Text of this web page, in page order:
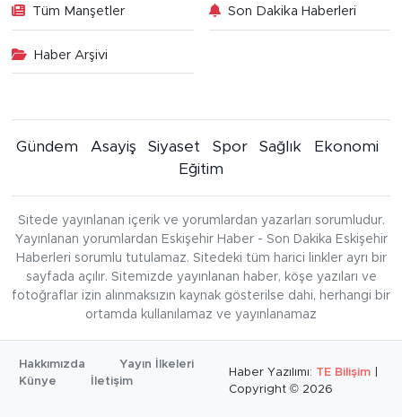
Tüm Manşetler Son Dakika Haberleri
Haber Arşivi
Gündem Asayiş Siyaset Spor Sağlık
Ekonomi
Eğitim
Sitede yayınlanan içerik ve yorumlardan yazarları sorumludur.
Yayınlanan yorumlardan Eskişehir Haber - Son Dakika Eskişehir
Haberleri sorumlu tutulamaz. Sitedeki tüm harici linkler ayrı bir
sayfada açılır. Sitemizde yayınlanan haber, köşe yazıları ve
fotoğraflar izin alınmaksızın kaynak gösterilse dahi, herhangi bir
ortamda kullanılamaz ve yayınlanamaz
Hakkımızda
Yayın İlkeleri
Künye
İletişim
Haber Yazılımı: TE Bilişim
Copyright © 2026